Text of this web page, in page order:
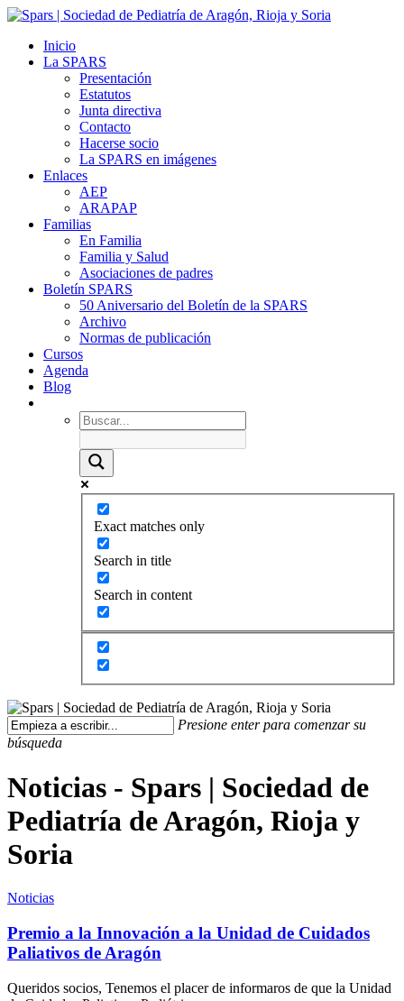
Inicio
La SPARS
Presentación
Estatutos
Junta directiva
Contacto
Hacerse socio
La SPARS en imágenes
Enlaces
AEP
ARAPAP
Familias
En Familia
Familia y Salud
Asociaciones de padres
Boletín SPARS
50 Aniversario del Boletín de la SPARS
Archivo
Normas de publicación
Cursos
Agenda
Blog
Exact matches only
Search in title
Search in content
Presione enter para comenzar su
búsqueda
Noticias - Spars | Sociedad de
Pediatría de Aragón, Rioja y
Soria
Noticias
Premio a la Innovación a la Unidad de Cuidados
Paliativos de Aragón
Queridos socios, Tenemos el placer de informaros de que la Unidad